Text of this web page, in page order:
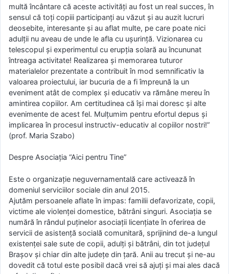
multă încântare că aceste activități au fost un real succes, în
sensul că toți copiii participanți au văzut și au auzit lucruri
deosebite, interesante și au aflat multe, pe care poate nici
adulții nu aveau de unde le afla cu ușurință. Vizionarea cu
telescopul și experimentul cu erupția solară au încununat
întreaga activitate! Realizarea și memorarea tuturor
materialelor prezentate a contribuit în mod semnificativ la
valoarea proiectului, iar bucuria de a fi împreună la un
eveniment atât de complex și educativ va rămâne mereu în
amintirea copiilor. Am certitudinea că își mai doresc și alte
evenimente de acest fel. Mulțumim pentru efortul depus și
implicarea în procesul instructiv-educativ al copiilor nostri!”
(prof. Maria Szabo)
Despre Asociația “Aici pentru Tine”
Este o organizație neguvernamentală care activează în
domeniul serviciilor sociale din anul 2015.
Ajutăm persoanele aflate în impas: familii defavorizate, copii,
victime ale violenței domestice, bătrâni singuri. Asociația se
numără în rândul puținelor asociații licențiate în oferirea de
servicii de asistență socială comunitară, sprijinind de-a lungul
existenței sale sute de copii, adulți și bătrâni, din tot județul
Brașov și chiar din alte județe din țară. Anii au trecut și ne-au
dovedit că totul este posibil dacă vrei să ajuți și mai ales dacă